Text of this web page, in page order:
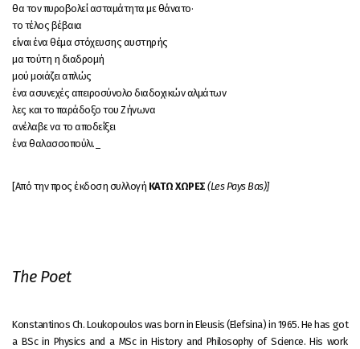
θα τον πυροβολεί ασταμάτητα με θάνατο·
το τέλος βέβαια
είναι ένα θέμα στόχευσης αυστηρής
μα τούτη η διαδρομή
μού μοιάζει απλώς
ένα ασυνεχές απειροσύνολο διαδοχικών αλμάτων
λες και το παράδοξο του Ζήνωνα
ανέλαβε να το αποδείξει
ένα θαλασσοπούλι._
[Από την προς έκδοση συλλογή ΚΑΤΩ ΧΩΡΕΣ (Les Pays Bas)]
The Poet
Konstantinos Ch. Loukopoulos was born in Eleusis (Elefsina) in 1965. He has got
a BSc in Physics and a MSc in History and Philosophy of Science. His work